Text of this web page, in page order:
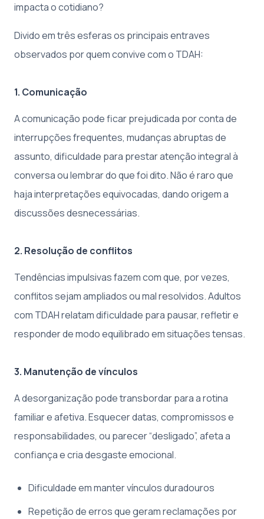
impacta o cotidiano?
Divido em três esferas os principais entraves
observados por quem convive com o TDAH:
1. Comunicação
A comunicação pode ficar prejudicada por conta de
interrupções frequentes, mudanças abruptas de
assunto, dificuldade para prestar atenção integral à
conversa ou lembrar do que foi dito. Não é raro que
haja interpretações equivocadas, dando origem a
discussões desnecessárias.
2. Resolução de conflitos
Tendências impulsivas fazem com que, por vezes,
conflitos sejam ampliados ou mal resolvidos. Adultos
com TDAH relatam dificuldade para pausar, refletir e
responder de modo equilibrado em situações tensas.
3. Manutenção de vínculos
A desorganização pode transbordar para a rotina
familiar e afetiva. Esquecer datas, compromissos e
responsabilidades, ou parecer “desligado”, afeta a
confiança e cria desgaste emocional.
Dificuldade em manter vínculos duradouros
Repetição de erros que geram reclamações por